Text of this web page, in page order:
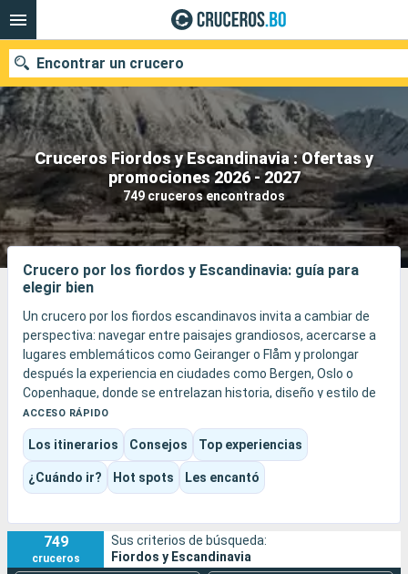
Cruceros Fiordos y Escandinavia : Ofertas y
promociones 2026 - 2027
749 cruceros encontrados
Encontrar un crucero
Nuestros destinos
Fecha de salida
Puertos Compañías
Crucero por los fiordos y Escandinavia: guía para
elegir bien
Un crucero por los fiordos escandinavos invita a cambiar de
perspectiva: navegar entre paisajes grandiosos, acercarse a
lugares emblemáticos como Geiranger o Flåm y prolongar
después la experiencia en ciudades como Bergen, Oslo o
Copenhague, donde se entrelazan historia, diseño y estilo de
vida nórdico.
Aquí, el viaje oscila entre la contemplación, los
descubrimientos culturales y el placer de la vida a bordo, con
barcos que pueden dar prioridad tanto a la exploración como
al confort familiar. Cada itinerario ofrece así un equilibrio único
escalas inspiradoras.
ACCESO RÁPIDO
Los itinerarios Consejos Top experiencias
¿Cuándo ir? Hot spots Les encantó
749
cruceros
Sus criterios de búsqueda:
Fiordos y Escandinavia